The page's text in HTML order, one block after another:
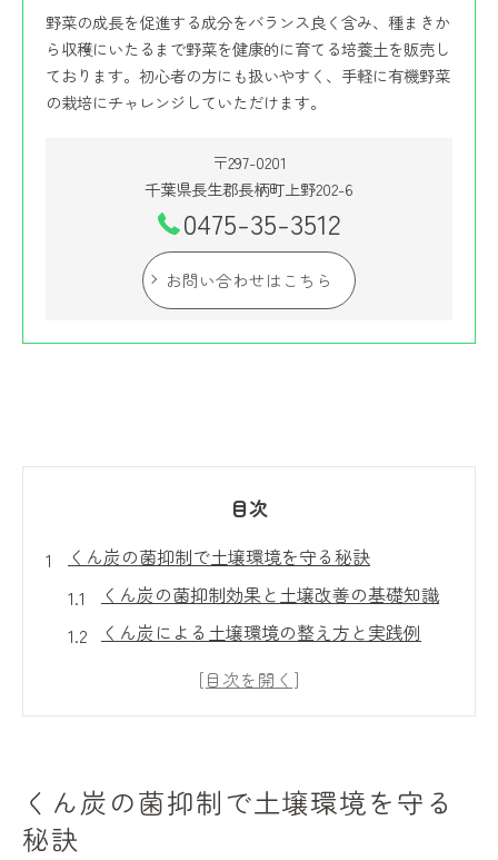
野菜の成長を促進する成分をバランス良く含み、種まきか
ら収穫にいたるまで野菜を健康的に育てる培養土を販売し
ております。初心者の方にも扱いやすく、手軽に有機野菜
の栽培にチャレンジしていただけます。
〒297-0201
千葉県長生郡長柄町上野202-6
0475-35-3512
お問い合わせはこちら
目次
くん炭の菌抑制で土壌環境を守る秘訣
くん炭の菌抑制効果と土壌改善の基礎知識
くん炭による土壌環境の整え方と実践例
くん炭が土壌微生物に与える好影響とは
微生物活性化を促すくん炭の使い方ガイド
くん炭と微生物活性化の仕組みを理解する
くん炭の菌抑制で土壌環境を守る
秘訣